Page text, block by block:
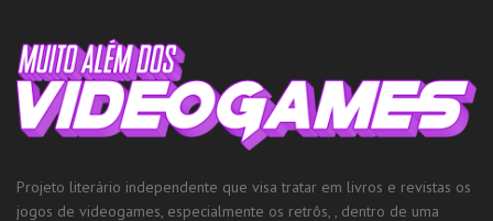
Projeto literário independente que visa tratar em livros e revistas os
jogos de videogames, especialmente os retrôs, , dentro de uma